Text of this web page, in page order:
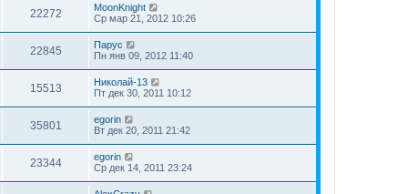
22272
MoonKnight
Ср мар 21, 2012 10:26
22845
Парус
Пн янв 09, 2012 11:40
15513
Николай-13
Пт дек 30, 2011 10:12
35801
egorin
Вт дек 20, 2011 21:42
23344
egorin
Ср дек 14, 2011 23:24